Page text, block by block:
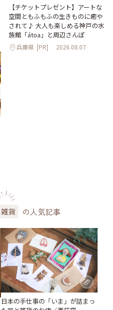
【チケットプレゼント】アートな
空間ともふもふの生きものに癒や
されて♪ 大人も楽しめる神戸の水
族館「átoa」と周辺さんぽ
兵庫県 [PR] 2026.08.07
雑貨 の人気記事
日本の手仕事の「いま」が詰まっ